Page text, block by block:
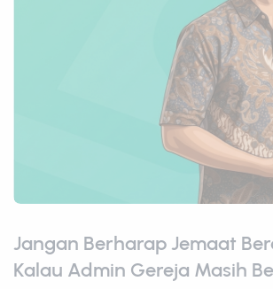
Jangan Berharap Jemaat
Kalau Admin Gereja Masih